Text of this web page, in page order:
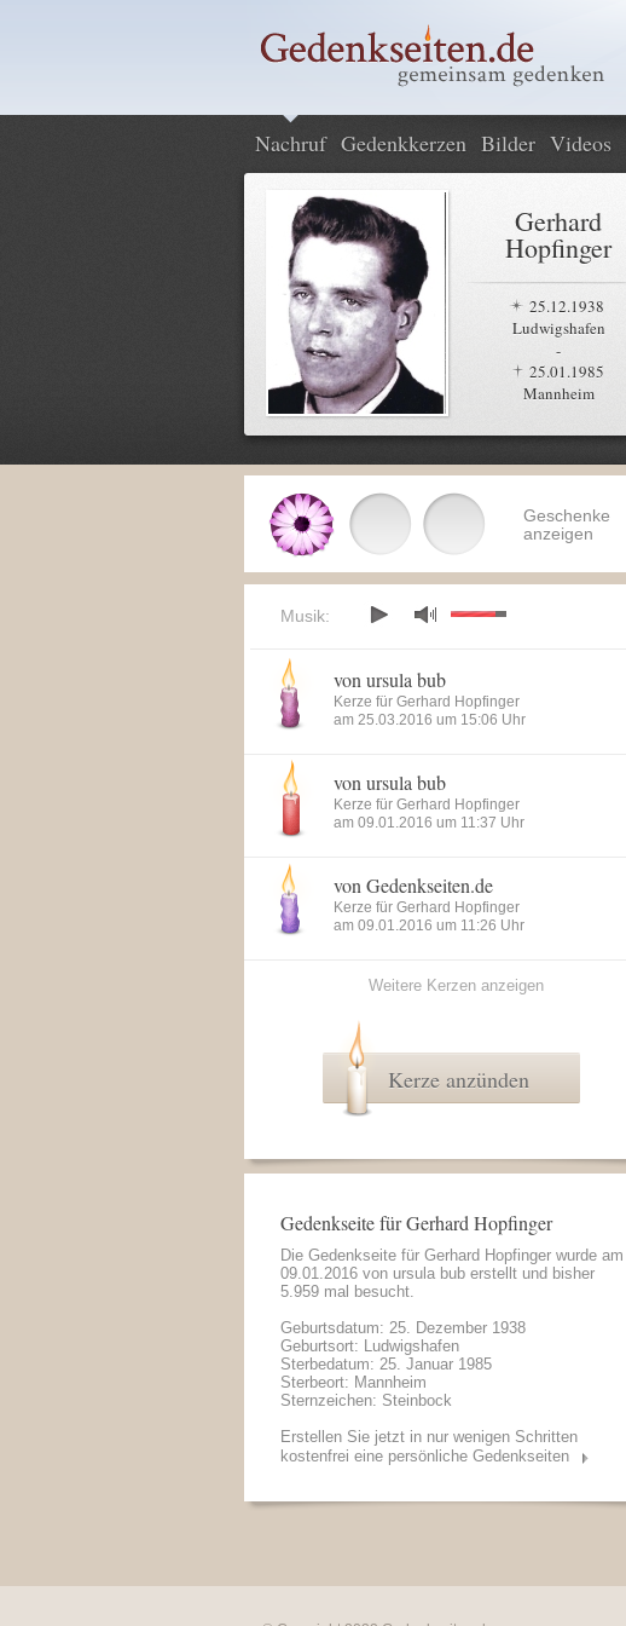
Nachruf Gedenkkerzen Bilder Videos
Gerhard
Hopfinger
25.12.1938
Ludwigshafen
-
25.01.1985
Mannheim
Geschenke
anzeigen
Musik:
von ursula bub
Kerze für Gerhard Hopfinger
am 25.03.2016 um 15:06 Uhr
von ursula bub
Kerze für Gerhard Hopfinger
am 09.01.2016 um 11:37 Uhr
von Gedenkseiten.de
Kerze für Gerhard Hopfinger
am 09.01.2016 um 11:26 Uhr
Weitere Kerzen anzeigen
Kerze anzünden
Gedenkseite für Gerhard Hopfinger
Die Gedenkseite für Gerhard Hopfinger wurde am
09.01.2016 von ursula bub erstellt und bisher
5.959 mal besucht.
Geburtsdatum: 25. Dezember 1938
Geburtsort: Ludwigshafen
Sterbedatum: 25. Januar 1985
Sterbeort: Mannheim
Sternzeichen: Steinbock
Erstellen Sie jetzt in nur wenigen Schritten
kostenfrei eine persönliche Gedenkseiten